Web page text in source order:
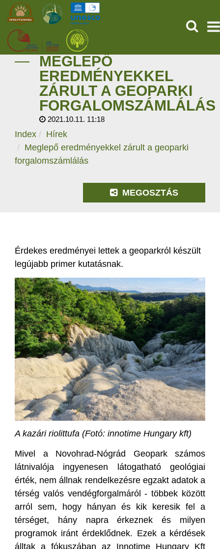
KEZDŐOLDAL
ŐSVILÁGI POMPEJI
SZOLGÁLTATÁSOK
HÍREK
MEGLEPŐ
EREDMÉNYEKKEL
ZÁRULT A GEOPARKI
FORGALOMSZÁMLÁLÁS
2021.10.11. 11:18
Index
Hírek
Meglepő eredményekkel zárult a geoparki
forgalomszámlálás
MEGOSZTÁS
Érdekes eredményei lettek a geoparkról készült
legújabb primer kutatásnak.
A kazári riolittufa (Fotó: innotime Hungary kft)
Mivel a Novohrad-Nógrád Geopark számos
látnivalója ingyenesen látogatható geológiai
érték, nem állnak rendelkezésre egzakt adatok a
térség valós vendégforgalmáról - többek között
arról sem, hogy hányan és kik keresik fel a
térséget, hány napra érkeznek és milyen
programok iránt érdeklődnek. Ezek a kérdések
álltak a fókuszában az Innotime Hungary Kft